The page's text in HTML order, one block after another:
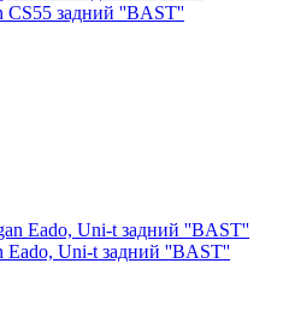
CS55 задний ''BAST''
Eado, Uni-t задний ''BAST''